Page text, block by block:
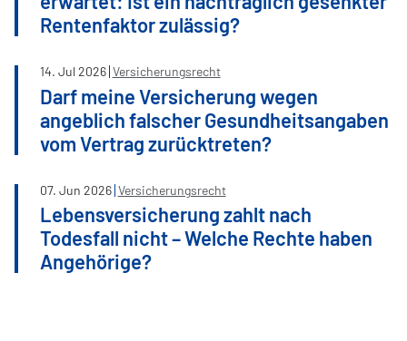
Rentenfaktor zulässig?
14. Jul 2026 Versicherungsrecht
Darf meine Versicherung wegen
angeblich falscher Gesundheitsangaben
vom Vertrag zurücktreten?
07. Jun 2026 Versicherungsrecht
Lebensversicherung zahlt nach
Todesfall nicht – Welche Rechte haben
Angehörige?